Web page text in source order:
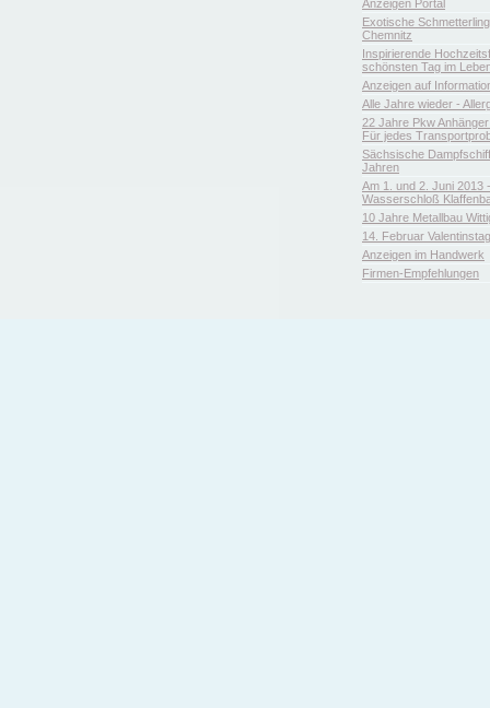
Anzeigen Portal
Exotische
Chemnitz
Inspirierende
schönsten Tag im
Anzeigen auf
Alle Jahre wieder -
22 Jahre Pkw
Für jedes
Sächsische
Jahren
Am 1. und 2. Juni 2013
Wasserschloß
10 Jahre Metallbau
14. Februar
Anzeigen im Handwerk
Firmen-Empfehlungen